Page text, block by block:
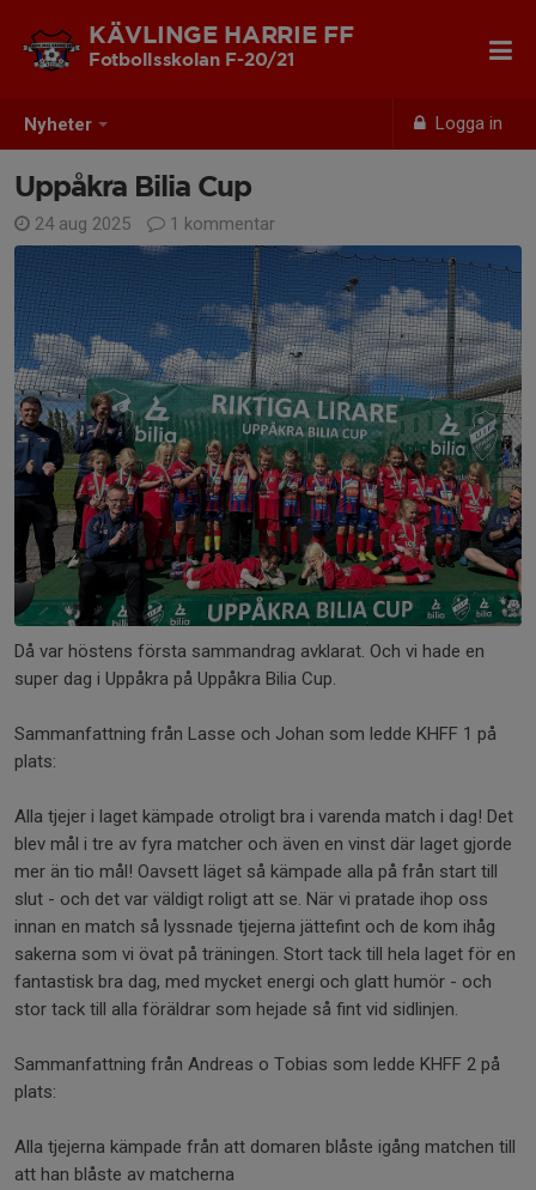
Nyheter Logga in
KÄVLINGE HARRIE FF
Fotbollsskolan F-20/21
Uppåkra Bilia Cup
24 aug 2025 1 kommentar
Då var höstens första sammandrag avklarat. Och vi hade en
super dag i Uppåkra på Uppåkra Bilia Cup.
Sammanfattning från Lasse och Johan som ledde KHFF 1 på
plats:
Alla tjejer i laget kämpade otroligt bra i varenda match i dag! Det
blev mål i tre av fyra matcher och även en vinst där laget gjorde
mer än tio mål! Oavsett läget så kämpade alla på från start till
slut - och det var väldigt roligt att se. När vi pratade ihop oss
innan en match så lyssnade tjejerna jättefint och de kom ihåg
sakerna som vi övat på träningen. Stort tack till hela laget för en
fantastisk bra dag, med mycket energi och glatt humör - och
stor tack till alla föräldrar som hejade så fint vid sidlinjen.
Sammanfattning från Andreas o Tobias som ledde KHFF 2 på
plats:
Alla tjejerna kämpade från att domaren blåste igång matchen till
att han blåste av matcherna